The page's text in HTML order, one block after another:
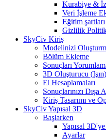
Kurabiye &
Veri İşleme
Eğitim şartları
Gizlilik
SkyCiv Kiriş
Modelinizi
Bölüm Ekleme
Sonuçları
3D Oluşturucu (Işın)
El Hesaplamaları
Sonuçlarınızı Dışa
Kiriş Tasarımı ve
SkyCiv Yapısal 3D
Başlarken
Yapısal
Ayarlar